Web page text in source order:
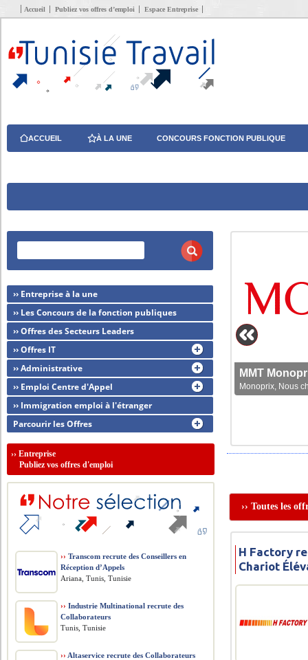
Accueil Publiez vos offres d’emploi Espace Entreprise
ACCUEIL À LA UNE CONCOURS FONCTION PUBLIQUE
MMT
Monoprix, Nous
›› Toutes les
H Factory
Chariot
›› Entreprise à la une
›› Les Concours de la fonction publiques
›› Offres des Secteurs Leaders
›› Offres IT
›› Administrative
›› Emploi Centre d'Appel
›› Immigration emploi à l'étranger
Parcourir les Offres
››Entreprise
Publiez vos offres d'emploi
›› Transcom recrute des Conseillers en
Réception d’Appels
Ariana, Tunis, Tunisie
›› Industrie Multinational recrute des
Collaborateurs
Tunis, Tunisie
›› Altaservice recrute des Collaborateurs